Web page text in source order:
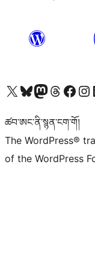
Visit our X (formerly Twitter) account
Visit our Bluesky account
Visit our Mastodon account
Visit our Threads
Visit our Facebook
Visit
ཚབ་ཨང་ནི་སྙན་ངག་གོ།
The WordPress®
of the WordPress